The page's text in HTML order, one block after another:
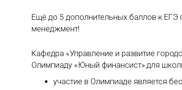
Ещё до 5 дополнительных баллов к ЕГЭ
менеджмент!
Кафедра «Управление и развитие
Олимпиаду «Юный финансист» для
участие в Олимпиаде является